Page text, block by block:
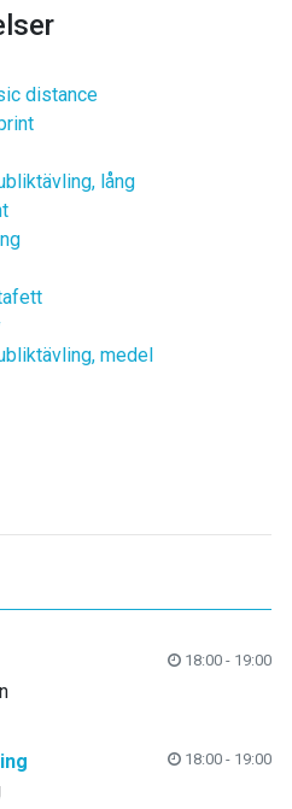
distance
lång
medel
18:00 - 19:00
18:00 - 19:00